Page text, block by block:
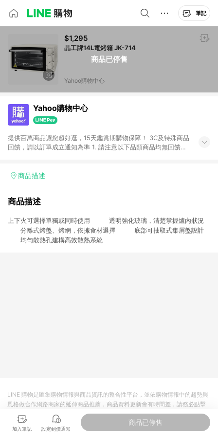
筆記
商品已停售
$1,295
晶工牌14L電烤箱 JK-714
Yahoo購物中心
Yahoo購物中心
提供百萬商品讓您超好逛，15天鑑賞期購物保障！ 3C及特殊商品
回饋，請以訂單成立通知為準 1. 請注意以下品類商品均無回饋：
電玩/遊戲/相機/單眼/鏡頭/拍立得 [2024/6/1起適用] -內接硬
的購回饋活動享Yahoo超贈點回饋者 - 購物中心商店之商品：商
3. 訂單回饋金額將扣除運費/購物金/超贈點/福利金/紅利折抵/折
價券等虛擬貨幣折抵 4. 大宗採購或批發轉賣不具回饋資格： 如
有相關事證認定您為大宗採購、批發轉賣而非最終消費使用者，
商品描述
商品描述
上下火可選擇單獨或同時使用 透明強化玻璃，清楚掌握爐內狀況
分離式烤盤、烤網，依據食材選擇 底部可抽取式集屑盤設計
均勻散熱孔建構高效散熱系統
加入筆記 設定到價通知
商品已停售
LINE 購物是匯集購物情報與商品資訊的整合性平台，並依購物情報中的趨勢與
風格做合作網路商家的延伸商品推薦，商品資料更新會有時間差，請務必點擊
商品至各合作網路商家，確認現售價與購物條件，一切資訊以合作廠商網頁為
準。